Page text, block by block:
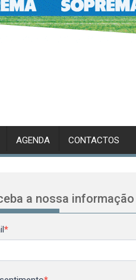
AGENDA CONTACTOS
a nossa informação
*